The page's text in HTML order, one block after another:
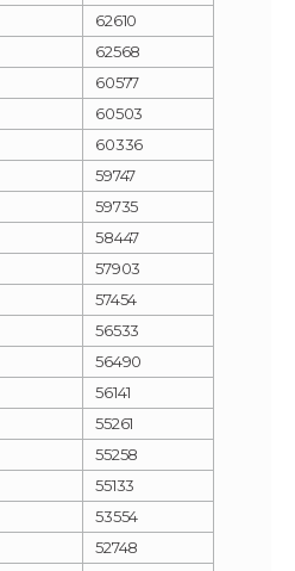
62610
62568
60577
60503
60336
59747
59735
58447
57903
57454
56533
56490
56141
55261
55258
55133
53554
52748